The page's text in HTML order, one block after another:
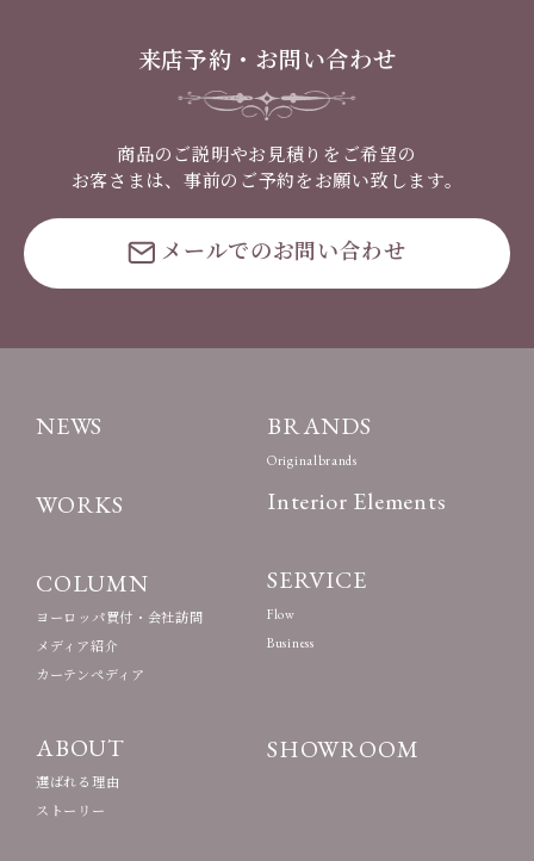
来店予約・お問い合わせ
商品のご説明やお見積りをご希望の
お客さまは、事前のご予約をお願い致します。
メールでのお問い合わせ
NEWS
WORKS
COLUMN
ヨーロッパ買付・会社訪問
メディア紹介
カーテンペディア
ABOUT
選ばれる理由
ストーリー
BRANDS
Originalbrands
Interior Elements
SERVICE
Flow
Business
SHOWROOM